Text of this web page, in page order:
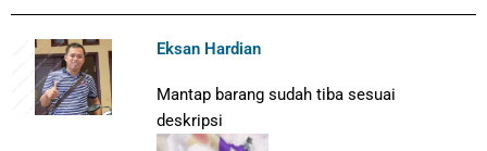
Eksan Hardian
Mantap barang sudah tiba sesuai
deskripsi